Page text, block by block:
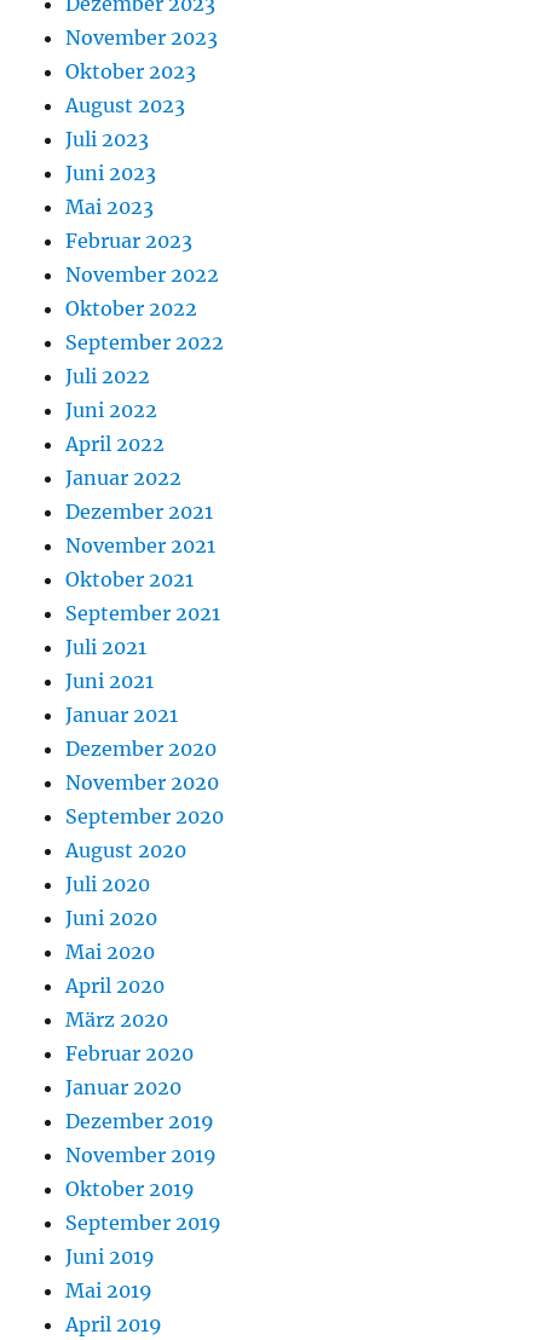
November 2023
Oktober 2023
August 2023
Juli 2023
Juni 2023
Mai 2023
Februar 2023
November 2022
Oktober 2022
September 2022
Juli 2022
Juni 2022
April 2022
Januar 2022
Dezember 2021
November 2021
Oktober 2021
September 2021
Juli 2021
Juni 2021
Januar 2021
Dezember 2020
November 2020
September 2020
August 2020
Juli 2020
Juni 2020
Mai 2020
April 2020
März 2020
Februar 2020
Januar 2020
Dezember 2019
November 2019
Oktober 2019
September 2019
Juni 2019
Mai 2019
April 2019